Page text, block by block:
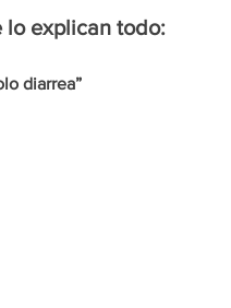
lo explican todo:
diarrea”